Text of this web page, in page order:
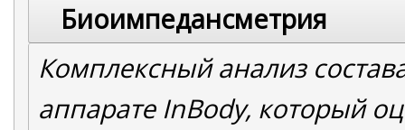
Биоимпедансметрия
Комплексный анализ
аппарате InBody, который